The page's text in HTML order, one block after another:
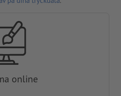
online